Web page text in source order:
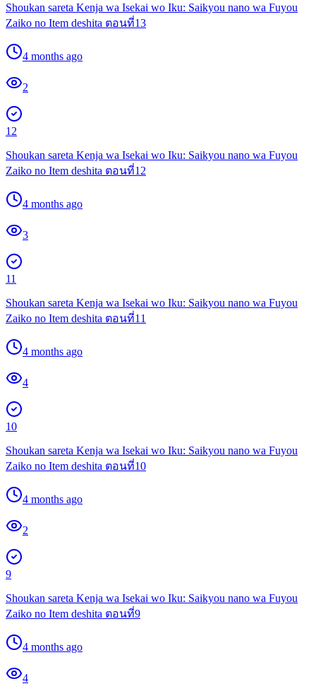
Shoukan sareta Kenja wa Isekai wo Iku: Saikyou nano wa Fuyou
Zaiko no Item deshita ตอนที่13
4 months ago
2
12
Shoukan sareta Kenja wa Isekai wo Iku: Saikyou nano wa Fuyou
Zaiko no Item deshita ตอนที่12
4 months ago
3
11
Shoukan sareta Kenja wa Isekai wo Iku: Saikyou nano wa Fuyou
Zaiko no Item deshita ตอนที่11
4 months ago
4
10
Shoukan sareta Kenja wa Isekai wo Iku: Saikyou nano wa Fuyou
Zaiko no Item deshita ตอนที่10
4 months ago
2
9
Shoukan sareta Kenja wa Isekai wo Iku: Saikyou nano wa Fuyou
Zaiko no Item deshita ตอนที่9
4 months ago
4